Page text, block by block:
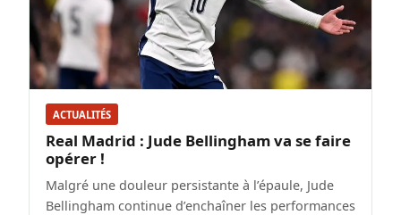
ACTUALITÉS
Real Madrid : Jude Bellingham va se faire
opérer !
Malgré une douleur persistante à l’épaule, Jude
Bellingham continue d’enchaîner les performances